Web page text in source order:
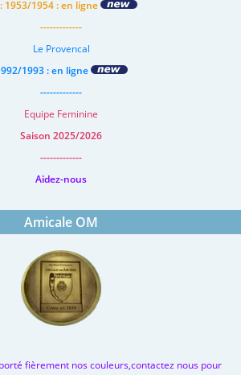
1953/1954 : en ligne
-------------
Le Provencal
1993 : en ligne
-------------
Equipe Feminine
Saison 2025/2026
-------------
Aidez-nous
Amicale OM
fièrement nos couleurs,contactez nous pour